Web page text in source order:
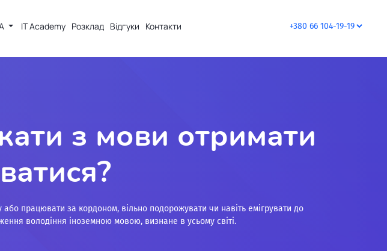
IT Academy Розклад Відгуки Контакти
з мови отримати
працювати за кордоном, вільно подорожувати чи навіть емігрувати до
володіння іноземною мовою, визнане в усьому світі.